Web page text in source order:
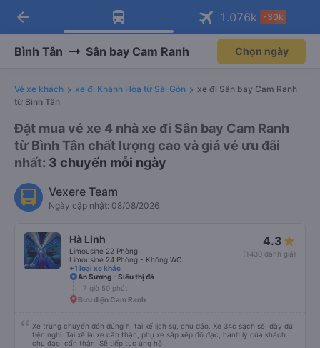
Tải app Vexere ngay!
Nhận ưu đãi thành viên độc
Mở app
Tải app Vexere
-30k/ghế khi đặt vé máy bay qua
Mở app
arrow_back 1.076k -30k
Bình Tân Sân bay Cam Ranh Chọn ngày
Vé xe khách xe đi Khánh Hòa từ Sài Gòn
xe đi Sân bay Cam Ranh
từ Bình Tân
Đặt mua vé xe 4 nhà xe đi Sân bay Cam Ranh
từ Bình Tân chất lượng cao và giá vé ưu đãi
nhất: 3 chuyến mỗi ngày
Vexere Team
Ngày cập nhật: 08/08/2026
Hà Linh
Limousine 22 Phòng
Limousine 24 Phòng - Không WC
+1 loại xe khác
4.3
(1430 đánh giá)
An Sương - Siêu thị đá
7 giờ 50 phút
Bưu điện Cam Ranh
Xe trung chuyển đón đúng h, tài xế lịch sự, chu đáo. Xe 34c sạch sẽ, đầy đủ
tiện nghi. Tài xế lái xe cẩn thận, phụ xe sắp xếp đồ đạc, hành lý của khách
chu đáo, cẩn thận. Sẽ tiếp tục ủng hộ